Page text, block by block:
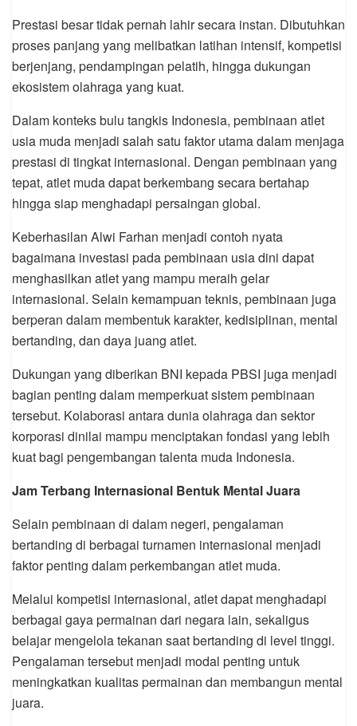
Prestasi besar tidak pernah lahir secara instan. Dibutuhkan
proses panjang yang melibatkan latihan intensif, kompetisi
berjenjang, pendampingan pelatih, hingga dukungan
ekosistem olahraga yang kuat.
Dalam konteks bulu tangkis Indonesia, pembinaan atlet
usia muda menjadi salah satu faktor utama dalam menjaga
prestasi di tingkat internasional. Dengan pembinaan yang
tepat, atlet muda dapat berkembang secara bertahap
hingga siap menghadapi persaingan global.
Keberhasilan Alwi Farhan menjadi contoh nyata
bagaimana investasi pada pembinaan usia dini dapat
menghasilkan atlet yang mampu meraih gelar
internasional. Selain kemampuan teknis, pembinaan juga
berperan dalam membentuk karakter, kedisiplinan, mental
bertanding, dan daya juang atlet.
Dukungan yang diberikan BNI kepada PBSI juga menjadi
bagian penting dalam memperkuat sistem pembinaan
tersebut. Kolaborasi antara dunia olahraga dan sektor
korporasi dinilai mampu menciptakan fondasi yang lebih
kuat bagi pengembangan talenta muda Indonesia.
Jam Terbang Internasional Bentuk Mental Juara
Selain pembinaan di dalam negeri, pengalaman
bertanding di berbagai turnamen internasional menjadi
faktor penting dalam perkembangan atlet muda.
Melalui kompetisi internasional, atlet dapat menghadapi
berbagai gaya permainan dari negara lain, sekaligus
belajar mengelola tekanan saat bertanding di level tinggi.
Pengalaman tersebut menjadi modal penting untuk
meningkatkan kualitas permainan dan membangun mental
juara.